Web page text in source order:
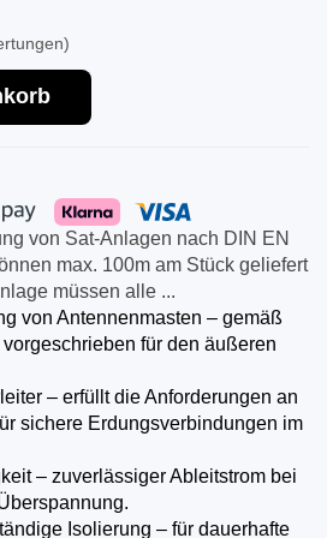
von Sat-Anlagen nach DIN EN
max. 100m am Stück geliefert
müssen alle ...
von Antennenmasten – gemäß
für den äußeren
– erfüllt die Anforderungen an
sichere Erdungsverbindungen im
– zuverlässiger Ableitstrom bei
Isolierung – für dauerhafte